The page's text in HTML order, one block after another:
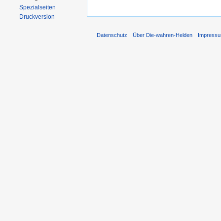
Spezialseiten
Druckversion
Datenschutz Über Die-wahren-Helden